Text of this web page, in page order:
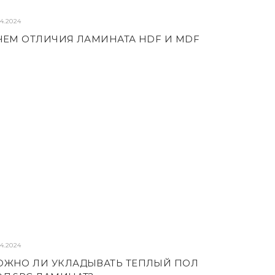
ОТЛИЧИЯ ЛАМИНАТА HDF И MDF
ЛИ УКЛАДЫВАТЬ ТЕПЛЫЙ ПОЛ